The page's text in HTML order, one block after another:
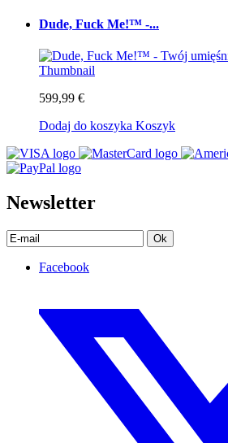
Dude, Fuck Me!™ -...
599,99 €
Dodaj do koszyka Koszyk
Newsletter
Ok
Facebook